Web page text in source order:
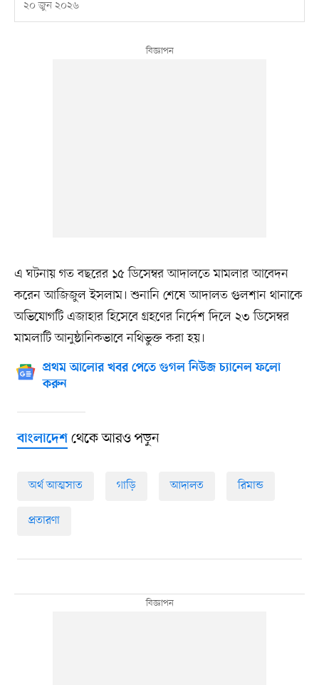
২০ জুন ২০২৬
এ ঘটনায় গত বছরের ১৫ ডিসেম্বর আদালতে মামলার আবেদন
করেন আজিজুল ইসলাম। শুনানি শেষে আদালত গুলশান থানাকে
অভিযোগটি এজাহার হিসেবে গ্রহণের নির্দেশ দিলে ২৩ ডিসেম্বর
মামলাটি আনুষ্ঠানিকভাবে নথিভুক্ত করা হয়।
প্রথম আলোর খবর পেতে গুগল নিউজ চ্যানেল ফলো
করুন
বাংলাদেশথেকে আরও পড়ুন
অর্থ আত্মসাত গাড়ি আদালত রিমান্ড
প্রতারণা